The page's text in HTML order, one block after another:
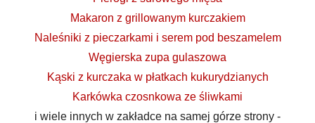
Makaron z grillowanym kurczakiem
Naleśniki z pieczarkami i serem pod beszamelem
Węgierska zupa gulaszowa
Kąski z kurczaka w płatkach kukurydzianych
Karkówka czosnkowa ze śliwkami
i wiele innych w zakładce na samej górze strony -